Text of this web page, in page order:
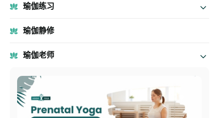
瑜伽练习
瑜伽静修
瑜伽老师